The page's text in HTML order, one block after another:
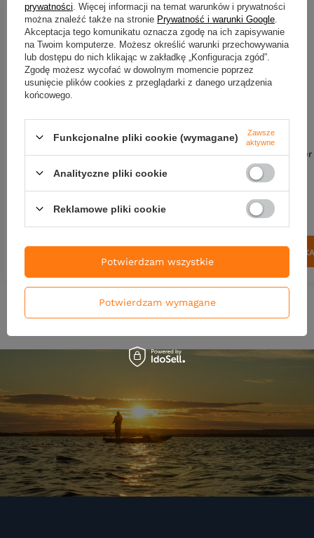
Wobler Imago Lures Pływak
38,90 zł
Wobler Imago Lures
3,5cm - pływający - LBC
45,90 zł
Kup za: 1514.7pkt
Ilość produktówDO
prywatności . Więcej informacji na temat warunków i prywatności
można znaleźć także na stronie Prywatność i warunki Google
Akceptacja tego komunikatu oznacza zgodę na ich zapisywanie
na Twoim komputerze. Możesz określić warunki przechowywania
lub dostępu do nich klikając w zakładkę „Konfiguracja zgód”.
Zgodę możesz wycofać w dowolnym momencie poprzez
usunięcie plików cookies z przeglądarki z danego urządzenia
końcowego.
Funkcjonalne pliki cookie (wymagane)
Zawsze
aktywne
Analityczne pliki cookie
Reklamowe pliki cookie
Potwierdzam wymagane
Potwierdzam wszystkie